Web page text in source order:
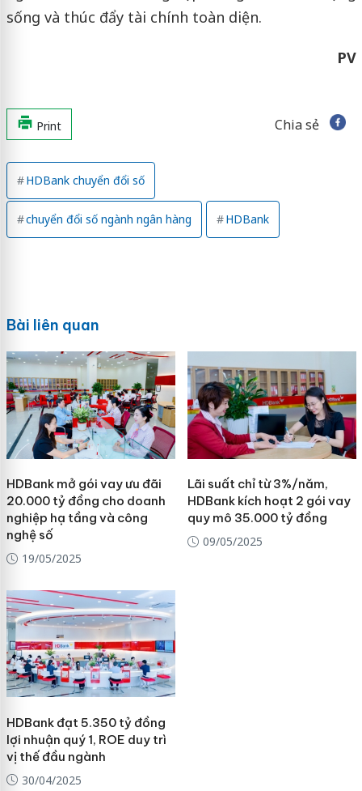
sống và thúc đẩy tài chính toàn diện.
PV
Print Chia sẻ
HDBank chuyển đổi số
chuyển đổi số ngành ngân hàng HDBank
Bài liên quan
HDBank mở gói vay ưu đãi
20.000 tỷ đồng cho doanh
nghiệp hạ tầng và công
nghệ số
19/05/2025
Lãi suất chỉ từ 3%/năm,
HDBank kích hoạt 2 gói vay
quy mô 35.000 tỷ đồng
09/05/2025
HDBank đạt 5.350 tỷ đồng
lợi nhuận quý 1, ROE duy trì
vị thế đầu ngành
30/04/2025